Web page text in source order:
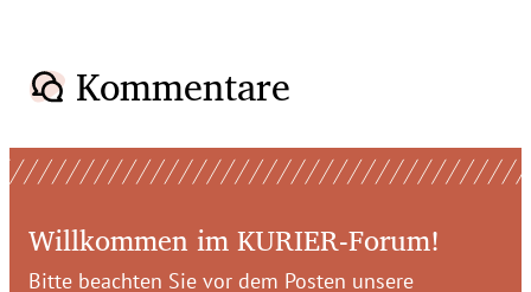
Kommentare